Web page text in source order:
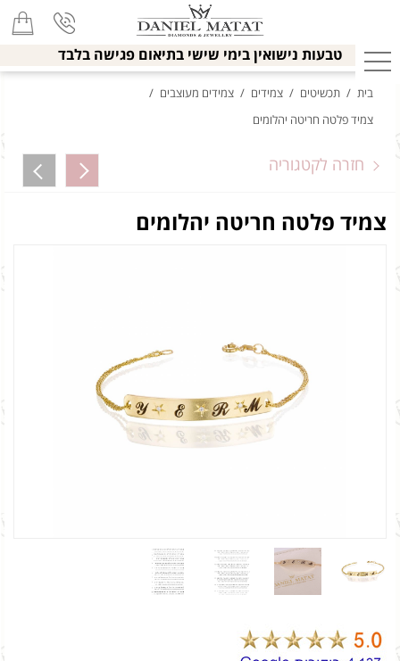
טבעות נישואין בימי שישי בתיאום פגישה בלבד
בית / תכשיטים / צמידים / צמידים מעוצבים /
צמיד פלטה חריטה יהלומים
חזרה לקטגוריה
צמיד פלטה חריטה יהלומים